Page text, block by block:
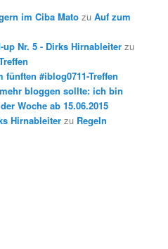
im Ciba Mato zuAuf zum
Nr. 5 - Dirks Hirnableiter zu
fünften #iblog0711-Treffen
bloggen sollte: ich bin
Woche ab 15.06.2015
Hirnableiter zu Regeln